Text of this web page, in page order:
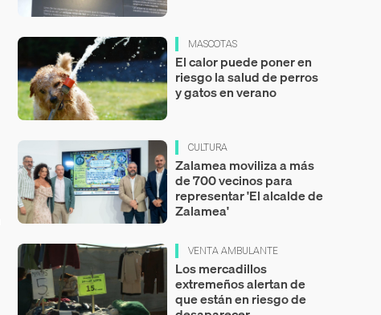
MASCOTAS
El calor puede poner en
riesgo la salud de perros
y gatos en verano
CULTURA
Zalamea moviliza a más
de 700 vecinos para
representar 'El alcalde de
Zalamea'
VENTA AMBULANTE
Los mercadillos
extremeños alertan de
que están en riesgo de